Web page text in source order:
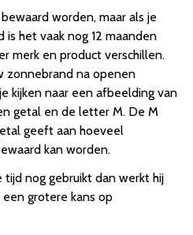
worden, maar als je
het vaak nog 12 maanden
merk en product verschillen.
zonnebrand na openen
kijken naar een afbeelding van
getal en de letter M. De M
geeft aan hoeveel
kan worden.
nog gebruikt dan werkt hij
grotere kans op